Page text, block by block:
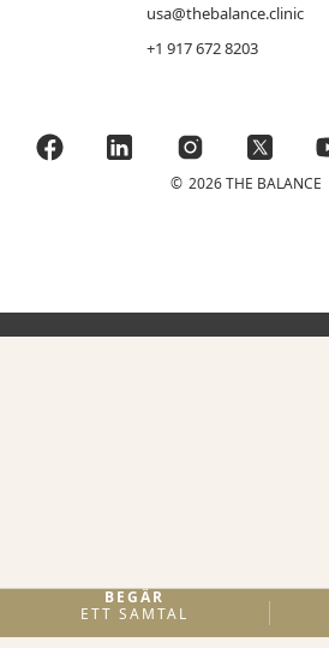
usa@thebalance.clinic
+1 917 672 8203
© 2026 THE BALANCE
BEGÄR
ETT SAMTAL